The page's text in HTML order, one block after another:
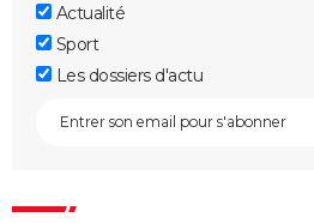
Actualité
Sport
Les dossiers d'actu